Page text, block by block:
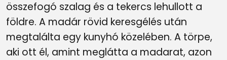
összefogó szalag és a tekercs lehullott a
földre. A madár rövid keresgélés után
megtalálta egy kunyhó közelében. A törpe,
aki ott él, amint meglátta a madarat, azon